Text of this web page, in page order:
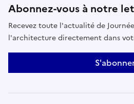
Abonnez-vous à notre
Recevez toute l'actualité de
l'architecture directement dans